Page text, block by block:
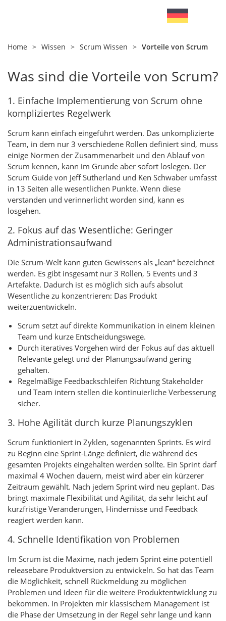
Home > Wissen > Scrum Wissen > Vorteile von Scrum
Was sind die Vorteile von Scrum?
1. Einfache Implementierung von Scrum ohne
kompliziertes Regelwerk
Scrum kann einfach eingeführt werden. Das unkomplizierte
Team, in dem nur 3 verschiedene Rollen definiert sind, muss
einige Normen der Zusammenarbeit und den Ablauf von
Scrum kennen, kann im Grunde aber sofort loslegen. Der
Scrum Guide von Jeff Sutherland und Ken Schwaber umfasst
in 13 Seiten alle wesentlichen Punkte. Wenn diese
verstanden und verinnerlicht worden sind, kann es
losgehen.
2. Fokus auf das Wesentliche: Geringer
Administrationsaufwand
Die Scrum-Welt kann guten Gewissens als „lean“ bezeichnet
werden. Es gibt insgesamt nur 3 Rollen, 5 Events und 3
Artefakte. Dadurch ist es möglich sich aufs absolut
Wesentliche zu konzentrieren: Das Produkt
weiterzuentwickeln.
Scrum setzt auf direkte Kommunikation in einem kleinen
Team und kurze Entscheidungswege.
Durch iteratives Vorgehen wird der Fokus auf das aktuell
Relevante gelegt und der Planungsaufwand gering
gehalten.
Regelmäßige Feedbackschleifen Richtung Stakeholder
und Team intern stellen die kontinuierliche Verbesserung
sicher.
3. Hohe Agilität durch kurze Planungszyklen
Scrum funktioniert in Zyklen, sogenannten Sprints. Es wird
zu Beginn eine Sprint-Länge definiert, die während des
gesamten Projekts eingehalten werden sollte. Ein Sprint darf
maximal 4 Wochen dauern, meist wird aber ein kürzerer
Zeitraum gewählt. Nach jedem Sprint wird neu geplant. Das
bringt maximale Flexibilität und Agilität, da sehr leicht auf
kurzfristige Veränderungen, Hindernisse und Feedback
reagiert werden kann.
4. Schnelle Identifikation von Problemen
Im Scrum ist die Maxime, nach jedem Sprint eine potentiell
releasebare Produktversion zu entwickeln. So hat das Team
die Möglichkeit, schnell Rückmeldung zu möglichen
Problemen und Ideen für die weitere Produktentwicklung zu
bekommen. In Projekten mir klassischem Management ist
die Phase der Umsetzung in der Regel sehr lange und kann